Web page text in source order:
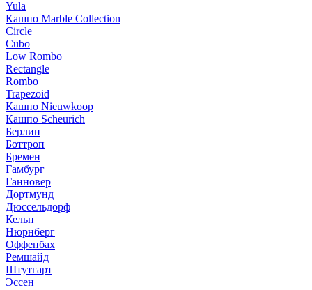
Yula
Кашпо Marble Collection
Circle
Cubo
Low Rombo
Rectangle
Rombo
Trapezoid
Кашпо Nieuwkoop
Кашпо Scheurich
Берлин
Боттроп
Бремен
Гамбург
Ганновер
Дортмунд
Дюссельдорф
Кельн
Нюрнберг
Оффенбах
Ремшайд
Штутгарт
Эссен